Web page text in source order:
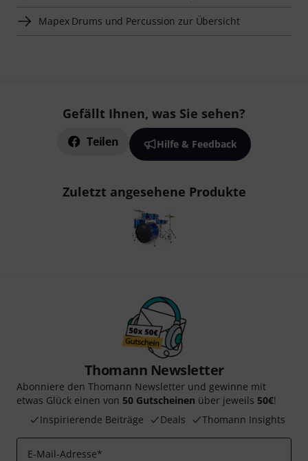
Mapex Drums und Percussion zur Übersicht
Gefällt Ihnen, was Sie sehen?
Teilen Hilfe & Feedback
Zuletzt angesehene Produkte
Thomann Newsletter
Abonniere den Thomann Newsletter und gewinne mit
etwas Glück einen von 50 Gutscheinen über jeweils 50€!
Inspirierende Beiträge
Deals Thomann Insights
E-Mail-Adresse*